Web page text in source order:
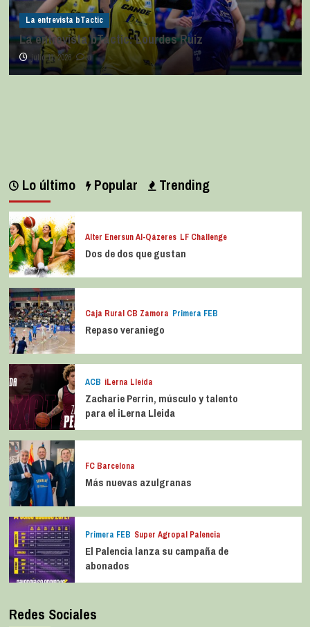
La entrevista bTactic
La entrevista bTactic: Lourdes Ruiz
julio 11, 2026 0
Lo último Popular Trending
Alter Enersun Al-Qázeres LF Challenge
Dos de dos que gustan
Caja Rural CB Zamora Primera FEB
Repaso veraniego
ACB iLerna Lleida
Zacharie Perrin, músculo y talento
para el iLerna Lleida
FC Barcelona
Más nuevas azulgranas
Primera FEB Super Agropal Palencia
El Palencia lanza su campaña de
abonados
Redes Sociales